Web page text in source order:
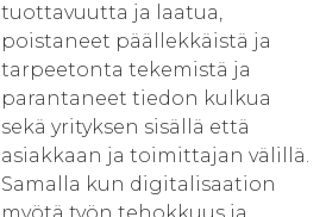
tuottavuutta ja laatua,
poistaneet päällekkäistä ja
tarpeetonta tekemistä ja
parantaneet tiedon kulkua
sekä yrityksen sisällä että
asiakkaan ja toimittajan välillä.
Samalla kun digitalisaation